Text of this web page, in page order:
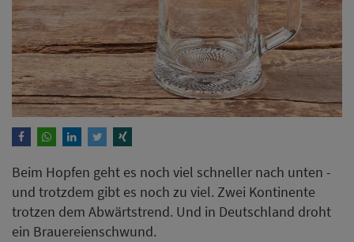
Beim Hopfen geht es noch viel schneller nach unten -
und trotzdem gibt es noch zu viel. Zwei Kontinente
trotzen dem Abwärtstrend. Und in Deutschland droht
ein Brauereienschwund.